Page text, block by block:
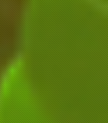
CONTACT
EN